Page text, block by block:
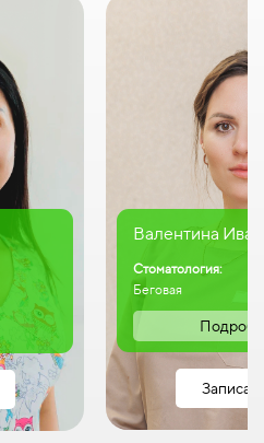
Валентина
Стоматология:
Беговая